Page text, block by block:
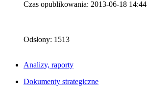
Czas opublikowania: 2013-06-18 14:44
Odsłony: 1513
Analizy, raporty
Dokumenty strategiczne